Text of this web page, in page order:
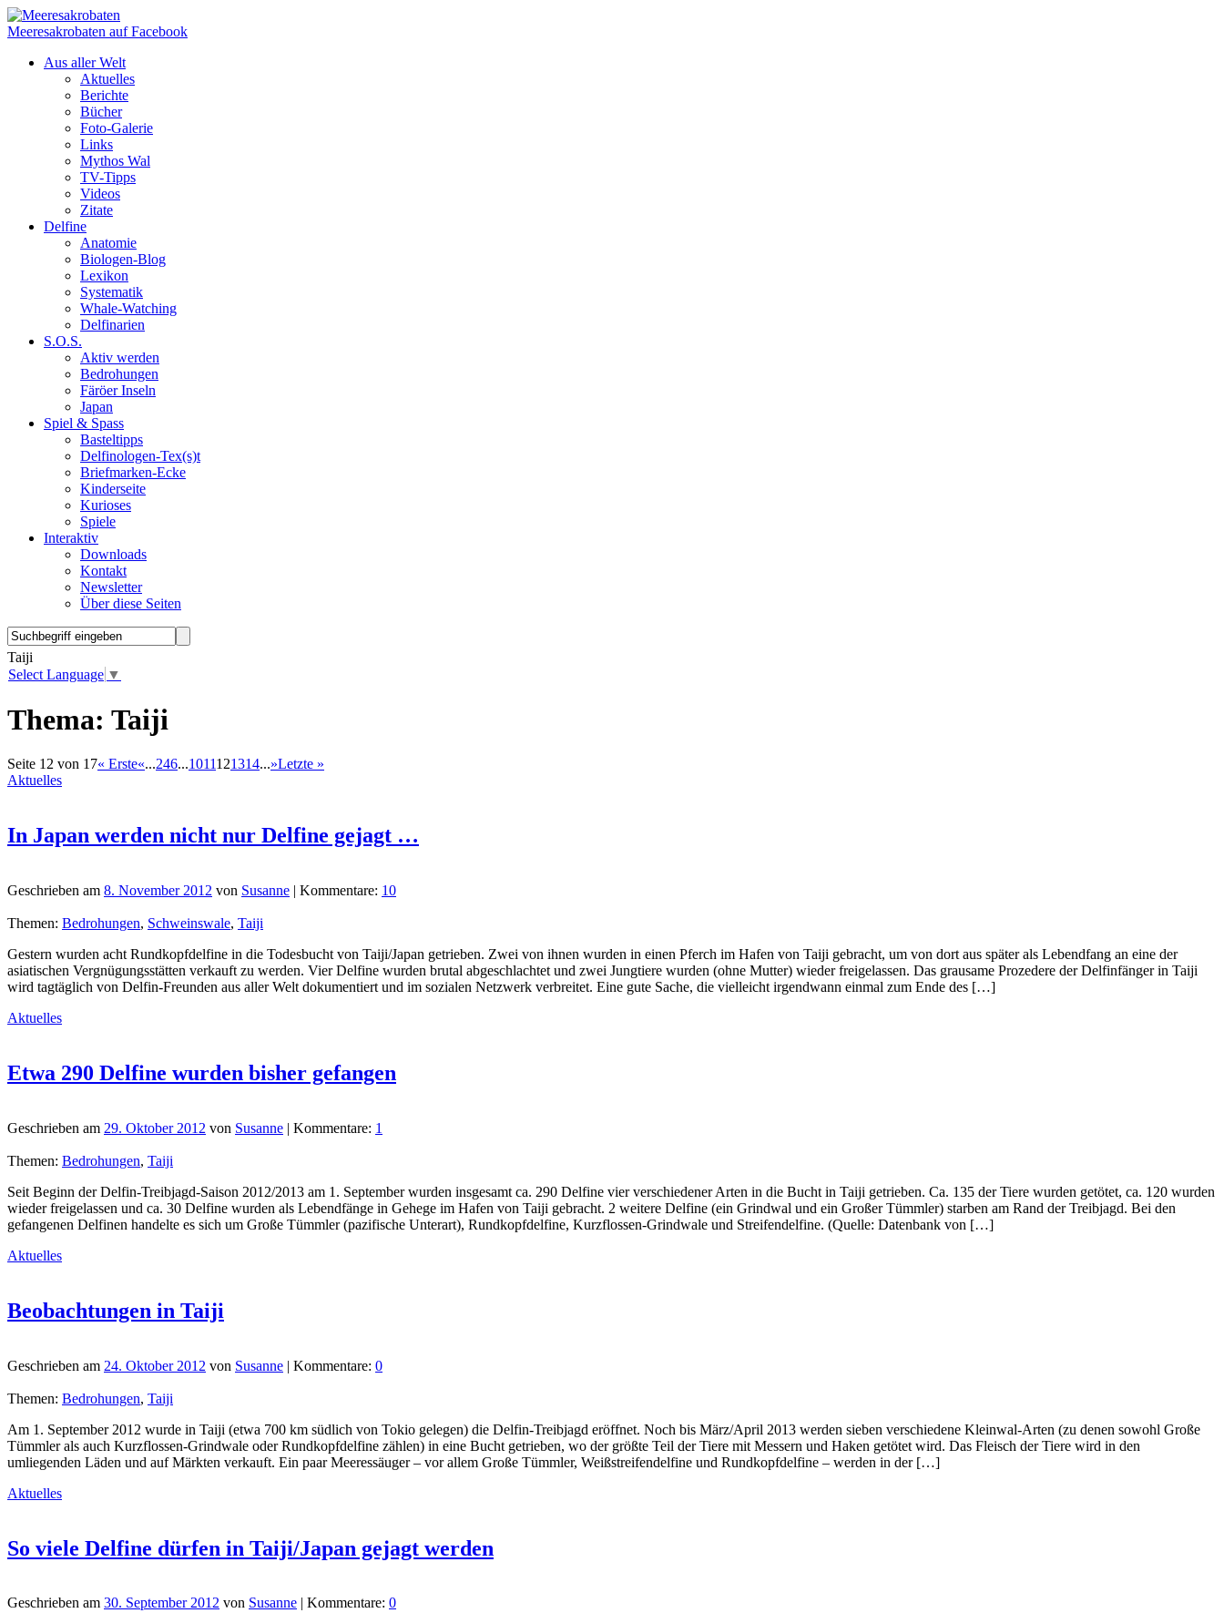
Meeresakrobaten auf Facebook
Aus aller Welt
Aktuelles
Berichte
Bücher
Foto-Galerie
Links
Mythos Wal
TV-Tipps
Videos
Zitate
Delfine
Anatomie
Biologen-Blog
Lexikon
Systematik
Whale-Watching
Delfinarien
S.O.S.
Aktiv werden
Bedrohungen
Färöer Inseln
Japan
Spiel & Spass
Basteltipps
Delfinologen-Tex(s)t
Briefmarken-Ecke
Kinderseite
Kurioses
Spiele
Interaktiv
Downloads
Kontakt
Newsletter
Über diese Seiten
Taiji
Select Language ▼
Thema: Taiji
Seite 12 von 17« Erste«...246...1011121314...»Letzte »
Aktuelles
In Japan werden nicht nur Delfine gejagt …
Geschrieben am 8. November 2012 von Susanne | Kommentare: 10
Themen: Bedrohungen, Schweinswale, Taiji
Gestern wurden acht Rundkopfdelfine in die Todesbucht von Taiji/Japan getrieben. Zwei von ihnen wurden in einen Pferch im Hafen von Taiji gebracht, um von dort aus später als Lebendfang an eine der
asiatischen Vergnügungsstätten verkauft zu werden. Vier Delfine wurden brutal abgeschlachtet und zwei Jungtiere wurden (ohne Mutter) wieder freigelassen. Das grausame Prozedere der Delfinfänger in Taiji
wird tagtäglich von Delfin-Freunden aus aller Welt dokumentiert und im sozialen Netzwerk verbreitet. Eine gute Sache, die vielleicht irgendwann einmal zum Ende des […]
Aktuelles
Etwa 290 Delfine wurden bisher gefangen
Geschrieben am 29. Oktober 2012 von Susanne | Kommentare: 1
Themen: Bedrohungen, Taiji
Seit Beginn der Delfin-Treibjagd-Saison 2012/2013 am 1. September wurden insgesamt ca. 290 Delfine vier verschiedener Arten in die Bucht in Taiji getrieben. Ca. 135 der Tiere wurden getötet, ca. 120 wurden
wieder freigelassen und ca. 30 Delfine wurden als Lebendfänge in Gehege im Hafen von Taiji gebracht. 2 weitere Delfine (ein Grindwal und ein Großer Tümmler) starben am Rand der Treibjagd. Bei den
gefangenen Delfinen handelte es sich um Große Tümmler (pazifische Unterart), Rundkopfdelfine, Kurzflossen-Grindwale und Streifendelfine. (Quelle: Datenbank von […]
Aktuelles
Beobachtungen in Taiji
Geschrieben am 24. Oktober 2012 von Susanne | Kommentare: 0
Themen: Bedrohungen, Taiji
Am 1. September 2012 wurde in Taiji (etwa 700 km südlich von Tokio gelegen) die Delfin-Treibjagd eröffnet. Noch bis März/April 2013 werden sieben verschiedene Kleinwal-Arten (zu denen sowohl Große
Tümmler als auch Kurzflossen-Grindwale oder Rundkopfdelfine zählen) in eine Bucht getrieben, wo der größte Teil der Tiere mit Messern und Haken getötet wird. Das Fleisch der Tiere wird in den
umliegenden Läden und auf Märkten verkauft. Ein paar Meeressäuger – vor allem Große Tümmler, Weißstreifendelfine und Rundkopfdelfine – werden in der […]
Aktuelles
So viele Delfine dürfen in Taiji/Japan gejagt werden
Geschrieben am 30. September 2012 von Susanne | Kommentare: 0